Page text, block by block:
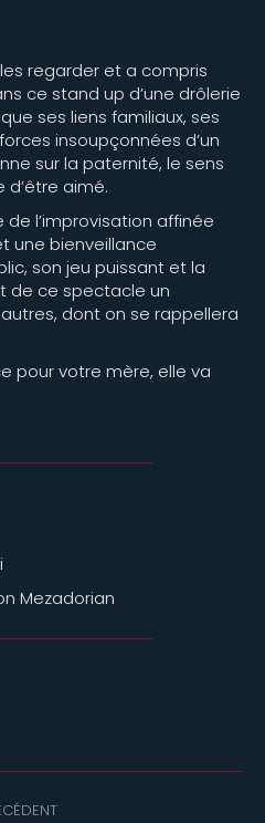
regarder et a compris
ce stand up d’une drôlerie
ses liens familiaux, ses
insoupçonnées d’un
sur la paternité, le sens
d’être aimé.
l’improvisation affinée
une bienveillance
son jeu puissant et la
de ce spectacle un
dont on se rappellera
pour votre mère, elle va
Mezadorian